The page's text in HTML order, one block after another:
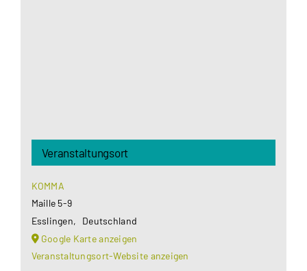
Veranstaltungsort
KOMMA
Maille 5-9
Esslingen,
Deutschland
Google Karte anzeigen
Veranstaltungsort-Website anzeigen